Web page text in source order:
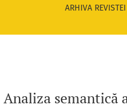
ARHIVA REVISTEI
Analiza semantică